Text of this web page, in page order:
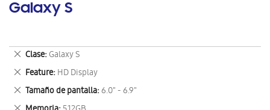
Galaxy S
Clase Galaxy S
Eliminar
este
artículo
Feature HD Display
Eliminar
este
artículo
Tamaño de pantalla 6.0" - 6.9"
Eliminar
este